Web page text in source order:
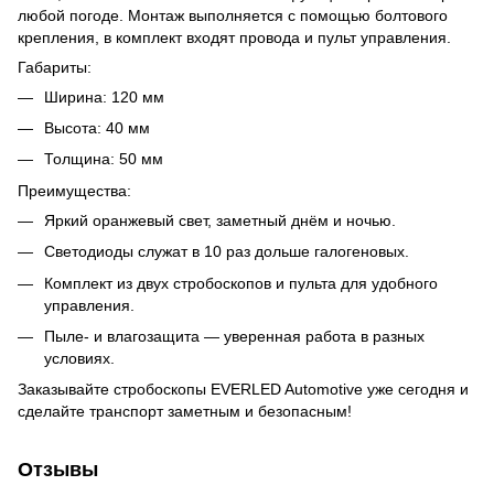
любой погоде. Монтаж выполняется с помощью болтового
крепления, в комплект входят провода и пульт управления.
Габариты:
Ширина: 120 мм
Высота: 40 мм
Толщина: 50 мм
Преимущества:
Яркий оранжевый свет, заметный днём и ночью.
Светодиоды служат в 10 раз дольше галогеновых.
Комплект из двух стробоскопов и пульта для удобного
управления.
Пыле- и влагозащита — уверенная работа в разных
условиях.
Заказывайте стробоскопы EVERLED Automotive уже сегодня и
сделайте транспорт заметным и безопасным!
Отзывы